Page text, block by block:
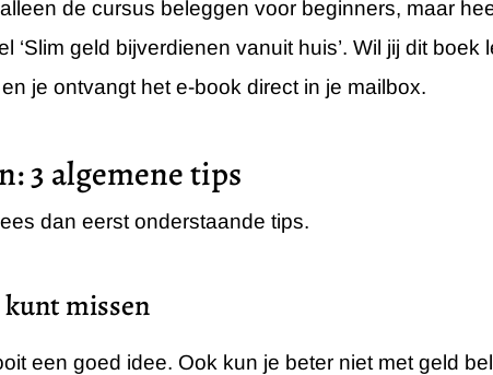
de cursus beleggen voor beginners, maar
‘Slim geld bijverdienen vanuit huis’. Wil jij dit
je ontvangt het e-book direct in je mailbox.
3 algemene tips
dan eerst onderstaande tips.
kunt missen
een goed idee. Ook kun je beter niet met geld